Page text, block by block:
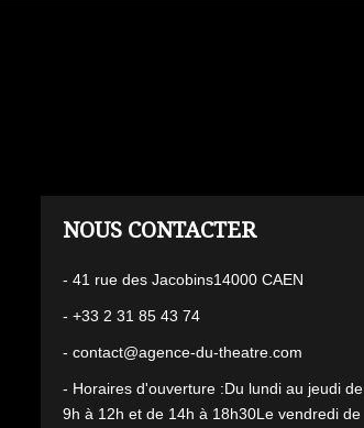
L'AGENCE
- 41 rue des Jacobins14000 CAEN
- +33 2 31 85 43 74
- contact@agence-du-theatre.com
- Horaires d'ouverture :Du lundi au jeudi de
9h à 12h et de 14h à 18h30Le vendredi de